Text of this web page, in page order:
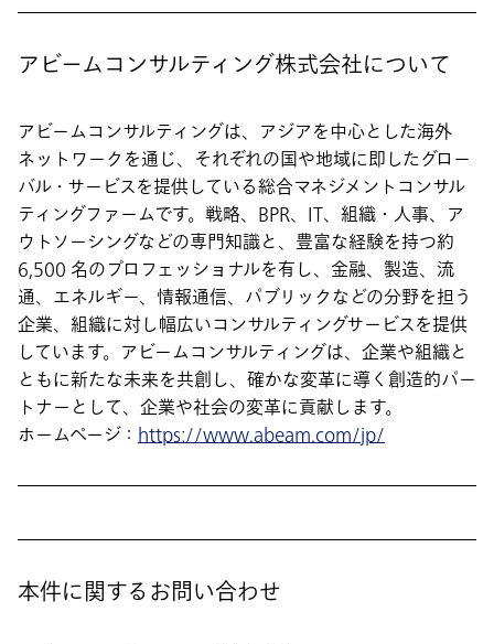
アビームコンサルティング株式会社について
アビームコンサルティングは、アジアを中心とした海外
ネットワークを通じ、それぞれの国や地域に即したグロー
バル・サービスを提供している総合マネジメントコンサル
ティングファームです。戦略、BPR、IT、組織・人事、ア
ウトソーシングなどの専門知識と、豊富な経験を持つ約
6,500 名のプロフェッショナルを有し、金融、製造、流
通、エネルギー、情報通信、パブリックなどの分野を担う
企業、組織に対し幅広いコンサルティングサービスを提供
しています。アビームコンサルティングは、企業や組織と
ともに新たな未来を共創し、確かな変革に導く創造的パー
トナーとして、企業や社会の変革に貢献します。
ホームページ： https://www.abeam.com/jp/
本件に関するお問い合わせ